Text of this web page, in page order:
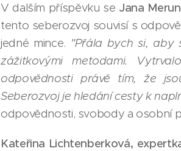
V dalším příspěvku se Jana
tento seberozvoj souvisí s
jedné mince. "Přála bych si, aby
zážitkovými metodami.
odpovědnosti právě tím, že
Seberozvoj je hledání cesty k
odpovědnosti, svobody a osobní
Kateřina Lichtenberková,